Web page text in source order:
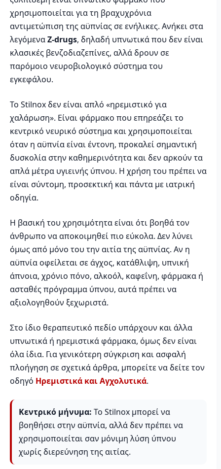
χρησιμοποιείται για τη βραχυχρόνια
αντιμετώπιση της αϋπνίας σε ενήλικες. Ανήκει στα
λεγόμεναZ-drugs, δηλαδή υπνωτικά που δεν είναι
κλασικές βενζοδιαζεπίνες, αλλά δρουν σε
παρόμοιο νευροβιολογικό σύστημα του
εγκεφάλου.
Το Stilnox δεν είναι απλό «ηρεμιστικό για
χαλάρωση». Είναι φάρμακο που επηρεάζει το
κεντρικό νευρικό σύστημα και χρησιμοποιείται
όταν η αϋπνία είναι έντονη, προκαλεί σημαντική
δυσκολία στην καθημερινότητα και δεν αρκούν τα
απλά μέτρα υγιεινής ύπνου. Η χρήση του πρέπει να
είναι σύντομη, προσεκτική και πάντα με ιατρική
οδηγία.
Η βασική του χρησιμότητα είναι ότι βοηθά τον
άνθρωπο να αποκοιμηθεί πιο εύκολα. Δεν λύνει
όμως από μόνο του την αιτία της αϋπνίας. Αν η
αϋπνία οφείλεται σε άγχος, κατάθλιψη, υπνική
άπνοια, χρόνιο πόνο, αλκοόλ, καφεΐνη, φάρμακα ή
ασταθές πρόγραμμα ύπνου, αυτά πρέπει να
αξιολογηθούν ξεχωριστά.
Στο ίδιο θεραπευτικό πεδίο υπάρχουν και άλλα
υπνωτικά ή ηρεμιστικά φάρμακα, όμως δεν είναι
όλα ίδια. Για γενικότερη σύγκριση και ασφαλή
πλοήγηση σε σχετικά άρθρα, μπορείτε να δείτε τον
οδηγό Ηρεμιστικά και Αγχολυτικά.
Κεντρικό μήνυμα: Το Stilnox μπορεί να
βοηθήσει στην αϋπνία, αλλά δεν πρέπει να
χρησιμοποιείται σαν μόνιμη λύση ύπνου
χωρίς διερεύνηση της αιτίας.